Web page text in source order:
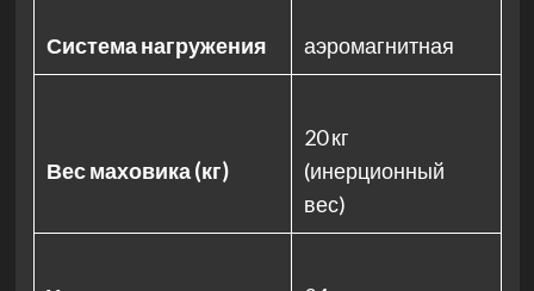
Система нагружения аэромагнитная
Вес маховика (кг)
20 кг
(инерционный
вес)